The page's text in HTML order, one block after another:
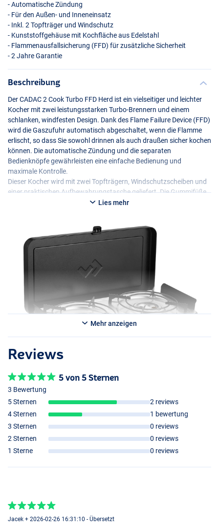
- Automatische Zündung
- Für den Außen- und Inneneinsatz
- Inkl. 2 Topfträger und Windschutz
- Kunststoffgehäuse mit Kochfläche aus Edelstahl
- Flammenausfallsicherung (FFD) für zusätzliche Sicherheit
- 2 Jahre Garantie
Beschreibung
DerCADAC2 Cook Turbo FFD Herd ist ein vielseitiger und leichter
Kocher mit zwei leistungsstarken Turbo-Brennern und einem
schlanken, windfesten Design. Dank des Flame Failure Device (FFD)
wird die Gaszufuhr automatisch abgeschaltet, wenn die Flamme
erlischt, so dass Sie sowohl drinnen als auch draußen sicher kochen
können. Die automatische Zündung und die separaten
Bedienknöpfe gewährleisten eine einfache Bedienung und
maximale Kontrolle.
Dieser Kocher wird mit zwei Topfträgern, Windschutzscheiben und
einer praktischen Aufbewahrungstasche geliefert. Die Gummifüße
sorgen für zusätzliche Stabilität, während der Verriegelungsclip
effizient kochen wollen!
Lies mehr
Mehr anzeigen
Reviews
5 von 5 Sternen
3 Bewertung
5 Sternen
2 reviews
4 Sternen
1 bewertung
3 Sternen
0 reviews
2 Sternen
0 reviews
1 Sterne
0 reviews
Jacek + 2026-02-26 16:31:10 - Übersetzt